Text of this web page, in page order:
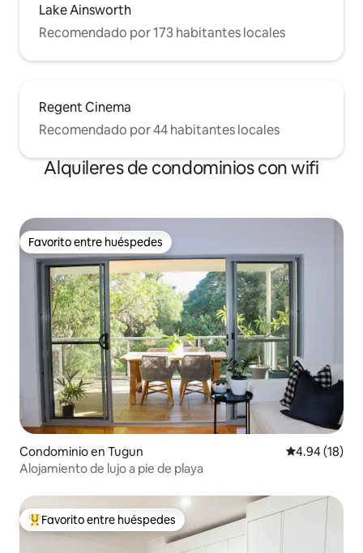
Lake Ainsworth
Recomendado por 173 habitantes locales
Regent Cinema
Recomendado por 44 habitantes locales
Alquileres de condominios con wifi
Favorito entre huéspedes
Favorito entre huéspedes
Condominio en Tugun Calificación
4.94 (18)
Alojamiento de lujo a pie de playa
De los mejores en Favorito entre huéspedes
Favorito entre huéspedes